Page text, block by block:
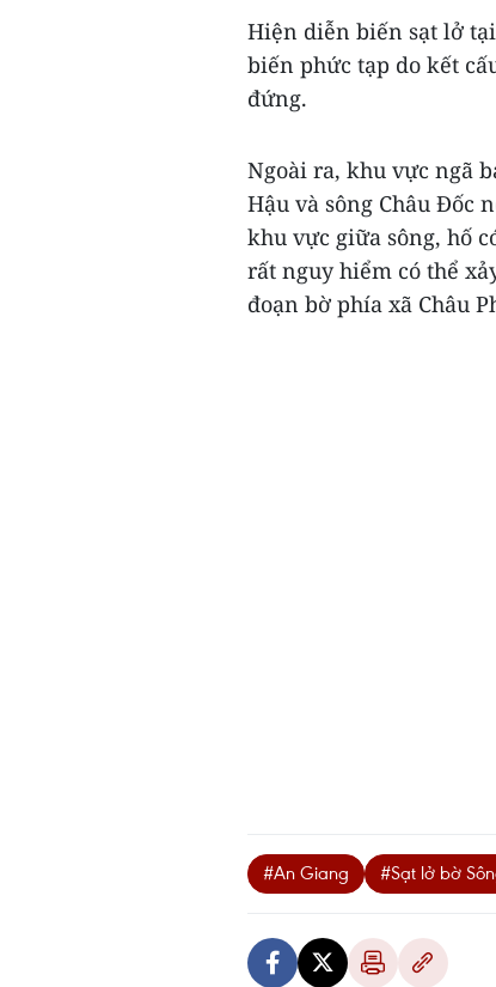
Hiện diễn biến sạt lở
biến phức tạp do kết
đứng.
Ngoài ra, khu vực ngã
Hậu và sông Châu Đốc
khu vực giữa sông, hố
rất nguy hiểm có thể
đoạn bờ phía xã Châu
#An Giang #Sạt lở bờ